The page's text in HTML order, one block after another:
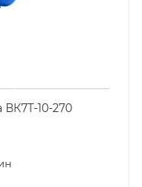
10-270